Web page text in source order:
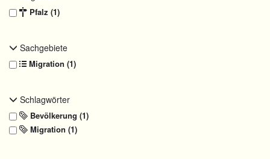
Pfalz (1)
Sachgebiete
Migration (1)
Schlagwörter
Bevölkerung (1)
Migration (1)